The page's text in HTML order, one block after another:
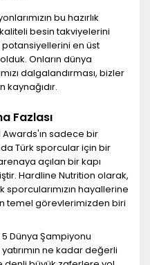
bu hazırlık
besin takviyelerini
en üst
Onların dünya
dalgalandırması, bizler
Fazlası
Awards'ın sadece bir
Türk sporcular için bir
açılan bir kapı
Hardline Nutrition olarak,
hayallerine
temel görevlerimizden biri
Dünya Şampiyonu
ne kadar değerli